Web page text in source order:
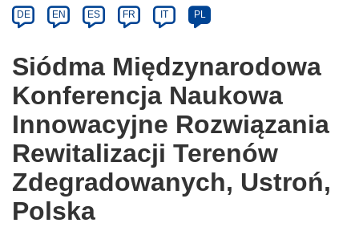
Article
available
the
following
languages:
DE EN ES FR IT PL
Siódma Międzynarodowa
Konferencja Naukowa
Innowacyjne Rozwiązania
Rewitalizacji Terenów
Zdegradowanych, Ustroń,
Polska